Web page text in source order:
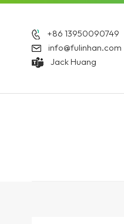
+86 13950090749
info@fulinhan.com
Jack Huang